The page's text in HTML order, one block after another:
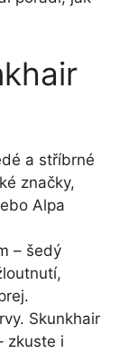
a stříbrné
značky,
Alpa
– šedý
Skunkhair
zkuste i